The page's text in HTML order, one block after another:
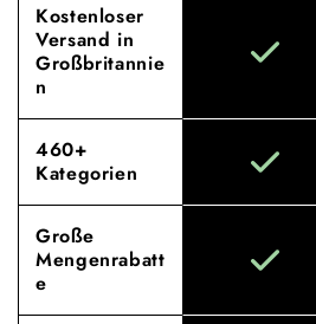
Kostenloser
Versand in
Großbritannie
n
460+
Kategorien
Große
Mengenrabatt
e